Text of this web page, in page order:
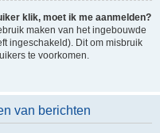
klik, moet ik me aanmelden?
maken van het ingebouwde
ingeschakeld). Dit om misbruik
te voorkomen.
van berichten